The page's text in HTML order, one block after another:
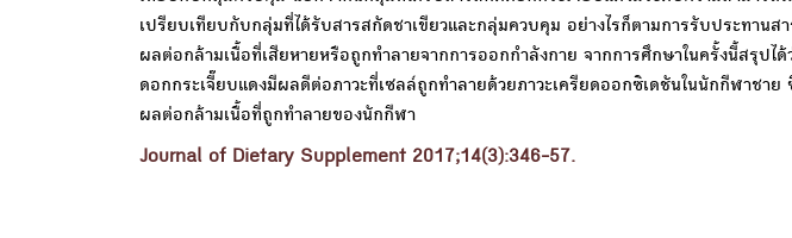
เปรียบเทียบกับกลุ่มที่ได้รับสารสกัดชาเขียวและกลุ่มควบคุม อย่างไรก็ตามการรับประทานส
ผลต่อกล้ามเนื้อที่เสียหายหรือถูกทำลายจากการออกกำลังกาย จากการศึกษาในครั้งนี้สรุปไ
ดอกกระเจี๊ยบแดงมีผลดีต่อภาวะที่เซลล์ถูกทำลายด้วยภาวะเครียดออกซิเดชันในนักกีฬาชาย
ผลต่อกล้ามเนื้อที่ถูกทำลายของนักกีฬา
Journal of Dietary Supplement 2017;14(3):346-57.